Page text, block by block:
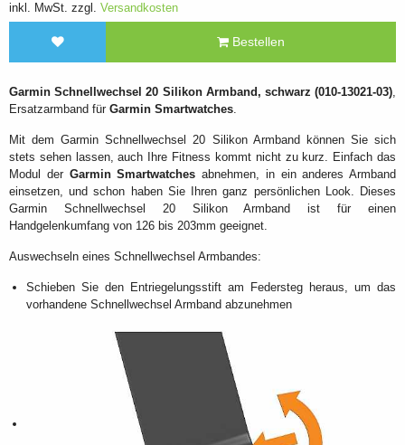
inkl. MwSt. zzgl. Versandkosten
Bestellen
Garmin Schnellwechsel 20 Silikon Armband, schwarz (010-13021-03)
Ersatzarmband für Garmin Smartwatches
Mit dem Garmin Schnellwechsel 20 Silikon Armband können Sie sich
stets sehen lassen, auch Ihre Fitness kommt nicht zu kurz. Einfach das
Modul der Garmin Smartwatches abnehmen, in ein anderes Armband
einsetzen, und schon haben Sie Ihren ganz persönlichen Look. Dieses
Garmin Schnellwechsel 20 Silikon Armband ist für einen
Handgelenkumfang von 126 bis 203mm geeignet.
Auswechseln eines Schnellwechsel Armbandes:
Schieben Sie den Entriegelungsstift am Federsteg heraus, um das
vorhandene Schnellwechsel Armband abzunehmen